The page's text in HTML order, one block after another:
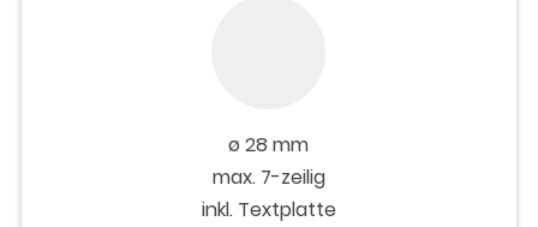
ø 28 mm
max. 7-zeilig
inkl. Textplatte